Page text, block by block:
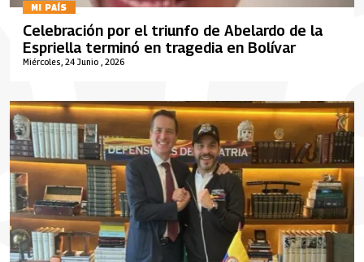
MI PAÍS
Miércoles, 24 Junio , 2026
Celebración por el triunfo de Abelardo de la
Espriella terminó en tragedia en Bolívar